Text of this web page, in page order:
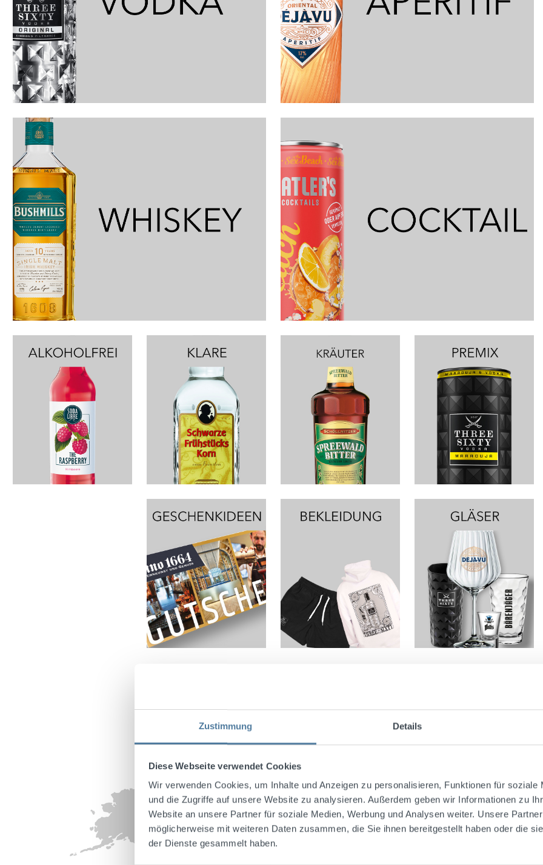
Zustimmung Details
Diese Webseite verwendet Cookies
Wir verwenden Cookies, um Inhalte und Anzeigen zu personalisieren, Funktionen für soziale
und die Zugriffe auf unsere Website zu analysieren. Außerdem geben wir Informationen zu
Website an unsere Partner für soziale Medien, Werbung und Analysen weiter. Unsere
möglicherweise mit weiteren Daten zusammen, die Sie ihnen bereitgestellt haben oder die
der Dienste gesammelt haben.